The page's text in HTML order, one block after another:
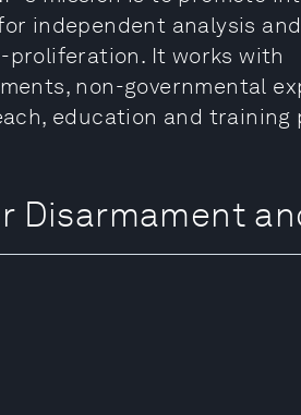
independent analysis
proliferation. It works with
non-governmental
education and training
Disarmament